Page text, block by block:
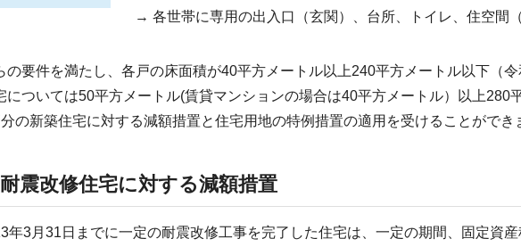
→ 各世帯に専用の出入口（玄関）、台所、トイレ、住空間
要件を満たし、各戸の床面積が40平方メートル以上240平方メートル以下（
については50平方メートル(賃貸マンションの場合は40平方メートル）以上280
の新築住宅に対する減額措置と住宅用地の特例措置の適用を受けることができ
震改修住宅に対する減額措置
3月31日までに一定の耐震改修工事を完了した住宅は、一定の期間、固定資産